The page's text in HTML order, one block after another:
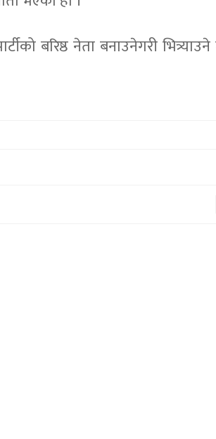
बरिष्ठ नेता बनाउनेगरी भित्र्याउने